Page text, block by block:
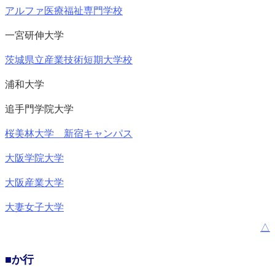
アルファ医療福祉専門学校
一宮研伸大学
茨城県立産業技術短期大学校
浦和大学
追手門学院大学
桜美林大学 新宿キャンパス
大阪学院大学
大阪産業大学
大妻女子大学
△
■か行